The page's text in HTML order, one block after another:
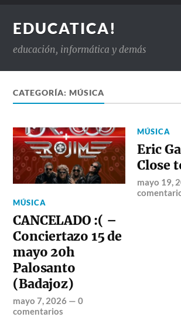
EDUCATICA!
educación, informática y demás
CATEGORÍA:MÚSICA
MÚSICA
CANCELADO :( –
Conciertazo 15 de
mayo 20h
Palosanto
(Badajoz)
mayo 7, 2026 —0
comentarios
MÚSICA
Eric
Close
mayo 19,